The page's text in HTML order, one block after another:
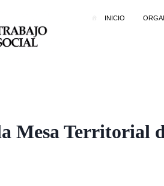
INICIO
Mesa Territorial